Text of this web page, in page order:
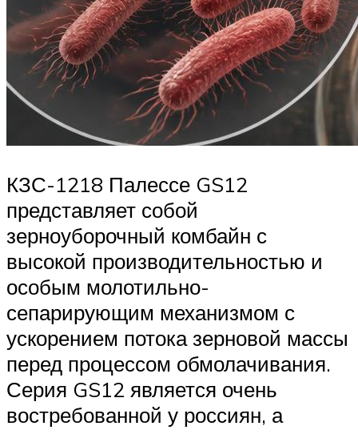
КЗС-1218 Палессе GS12
представляет собой
зерноуборочный комбайн с
высокой производительностью и
особым молотильно-
сепарирующим механизмом с
ускорением потока зерновой массы
перед процессом обмолачивания.
Серия GS12 является очень
востребованной у россиян, а